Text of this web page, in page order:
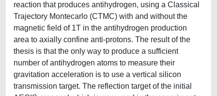
reaction that produces antihydrogen, using a Classical
Trajectory Montecarlo (CTMC) with and without the
magnetic field of 1T in the antihydrogen production
area to axially confine anti-protons. The result of the
thesis is that the only way to produce a sufficient
number of antihydrogen atoms to measure their
gravitation acceleration is to use a vertical silicon
transmission target. The reflection target of the initial